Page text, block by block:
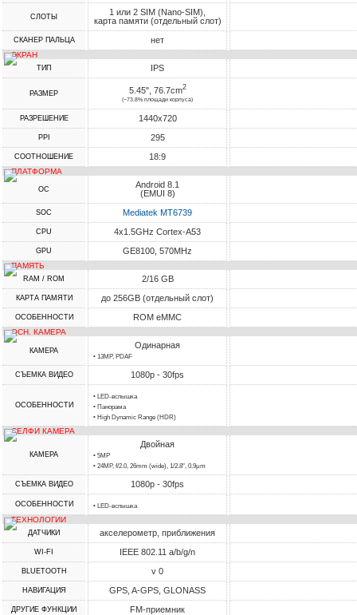
СЛОТЫ
1 или 2 SIM (Nano-SIM),
карта памяти (отдельный слот)
СКАНЕР ПАЛЬЦА нет
ЭКРАН
ТИП IPS
РАЗМЕР 5.45", 76.7cm2
(~73.8% площади корпуса)
РАЗРЕШЕНИЕ 1440x720
PPI 295
СООТНОШЕНИЕ 18:9
ПЛАТФОРМА
ОС
Android 8.1
(EMUI 8)
SOC Mediatek MT6739
CPU 4x1.5GHz Cortex-A53
GPU GE8100, 570MHz
ПАМЯТЬ
RAM / ROM 2/16 GB
КАРТА ПАМЯТИ до 256GB (отдельный слот)
ОСОБЕННОСТИ ROM eMMC
ОСН. КАМЕРА
КАМЕРА
Одинарная
• 13MP, PDAF
СЪЕМКА ВИДЕО 1080p - 30fps
ОСОБЕННОСТИ
• LED-вспышка
• Панорама
• High Dynamic Range (HDR)
СЕЛФИ КАМЕРА
КАМЕРА
Двойная
• 5MP
• 24MP, f/2.0, 26mm (wide), 1/2.8", 0.9µm
СЪЕМКА ВИДЕО 1080p - 30fps
ОСОБЕННОСТИ • LED-вспышка
ТЕХНОЛОГИИ
ДАТЧИКИ акселерометр, приближения
WI-FI IEEE 802.11 a/b/g/n
BLUETOOTH v 0
НАВИГАЦИЯ GPS, A-GPS, GLONASS
ДРУГИЕ ФУНКЦИИ FM-приемник